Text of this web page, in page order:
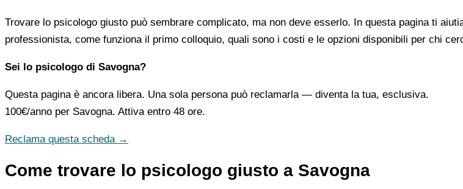
Trovare lo psicologo giusto può sembrare complicato, ma non deve esserlo. In questa pagina ti
professionista, come funziona il primo colloquio, quali sono i costi e le opzioni disponibili per chi
Sei lo psicologo di Savogna?
Questa pagina è ancora libera. Una sola persona può reclamarla — diventa la tua, esclusiva.
100€/anno per Savogna. Attiva entro 48 ore.
Reclama questa scheda →
Come trovare lo psicologo giusto a Savogna